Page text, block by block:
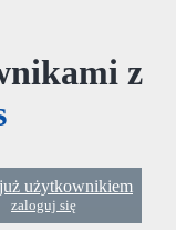
z
już użytkownikiem
zaloguj się